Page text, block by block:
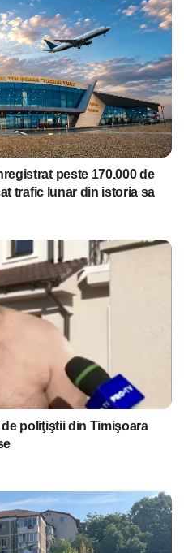
peste 170.000 de
trafic lunar din istoria sa
poliţiştii din Timişoara